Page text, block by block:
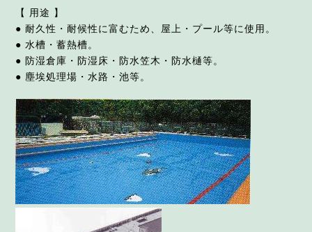
【 用途 】
● 耐久性・耐候性に富むため、屋上・プール等に使用。
● 水槽・蓄熱槽。
● 防湿倉庫・防湿床・防水笠木・防水樋等。
● 塵埃処理場・水路・池等。